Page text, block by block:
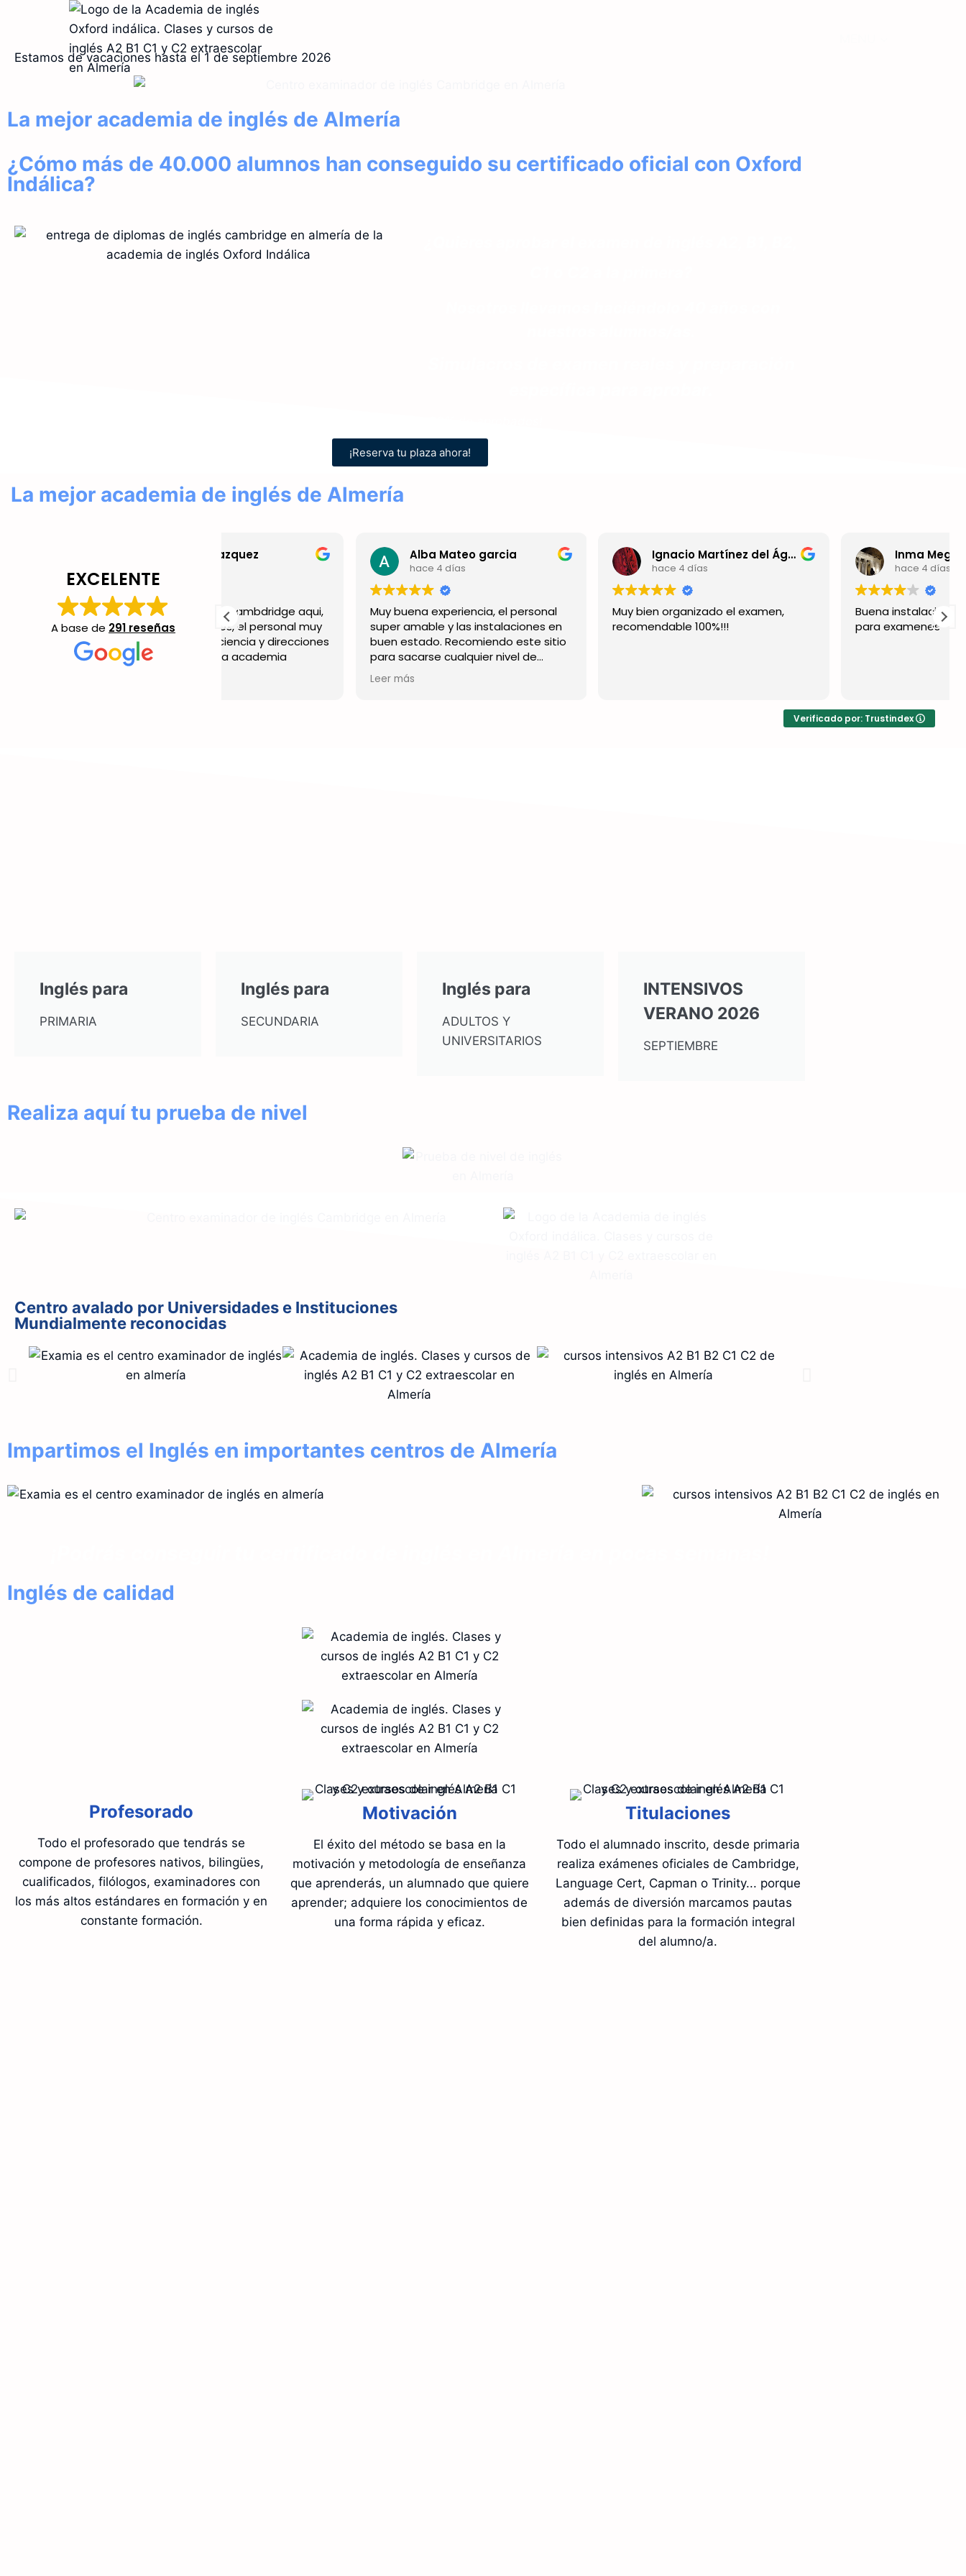
Estamos de vacaciones hasta el 1 de septiembre 2026
La mejor academia de inglés de Almería
¿Cómo más de 40.000 alumnos han conseguido su certificado oficial con Oxford
Indálica?
¡Reserva tu plaza ahora!
La mejor academia de inglés de Almería
EXCELENTE
A base de 291 reseñas
el examen de cambdridge aqui,
atentos todos, el personal muy
y con paciencia y direcciones
dentro de la academia
Alba Mateo garcia
Muy buena experiencia, el personal
super amable y las instalaciones en
buen estado. Recomiendo este sitio
para sacarse cualquier nivel de
inglés, te preparan mucho! 👌🏼👌🏼👌🏼
Ignacio Martínez del Águila
Muy bien organizado el examen,
recomendable 100%!!!
Inma Megías Martínez
Buena instalación con buen material
para examenes
Verificado por: Trustindex
Inglés para
PRIMARIA
Inglés para
SECUNDARIA
Inglés para
ADULTOS Y
UNIVERSITARIOS
INTENSIVOS
VERANO 2026
SEPTIEMBRE
Realiza aquí tu prueba de nivel
Centro avalado por Universidades e Instituciones
Mundialmente reconocidas
Impartimos el Inglés en importantes centros de Almería
Inglés de calidad
Profesorado
Todo el profesorado que tendrás se
compone de profesores nativos, bilingües,
cualificados, filólogos, examinadores con
los más altos estándares en formación y en
constante formación.
Motivación
El éxito del método se basa en la
motivación y metodología de enseñanza
que aprenderás, un alumnado que quiere
aprender; adquiere los conocimientos de
una forma rápida y eficaz.
Titulaciones
Todo el alumnado inscrito, desde primaria
realiza exámenes oficiales de Cambridge,
Language Cert, Capman o Trinity... porque
además de diversión marcamos pautas
bien definidas para la formación integral
del alumno/a.